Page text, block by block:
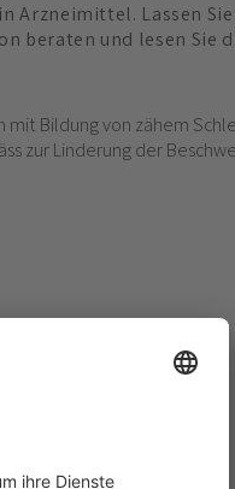
Arzneimittel. Lassen
beraten und lesen Sie
mit Bildung von zähem
zur Linderung der